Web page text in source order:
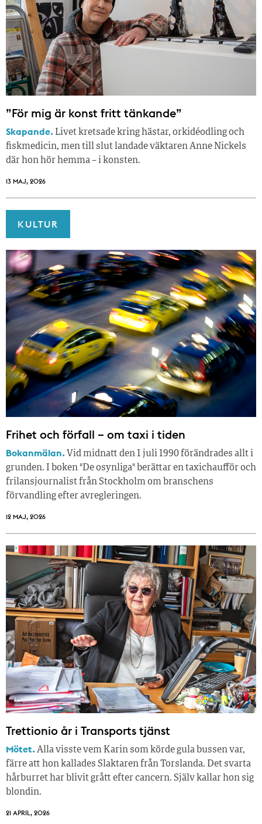
”För mig är konst fritt tänkande”
Skapande. Livet kretsade kring hästar, orkidéodling och
fiskmedicin, men till slut landade väktaren Anne Nickels
där hon hör hemma – i konsten.
13 MAJ, 2026
KULTUR
Frihet och förfall – om taxi i tiden
Bokanmälan. Vid midnatt den 1 juli 1990 förändrades allt i
grunden. I boken "De osynliga" berättar en taxichaufför och
frilansjournalist från Stockholm om branschens
förvandling efter avregleringen.
12 MAJ, 2026
Trettionio år i Transports tjänst
Mötet.Alla visste vem Karin som körde gula bussen var,
färre att hon kallades Slaktaren från Torslanda. Det svarta
hårburret har blivit grått efter cancern. Själv kallar hon sig
blondin.
21 APRIL, 2026